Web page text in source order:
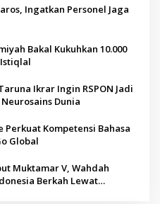
Ingatkan Personel Jaga
Bakal Kukuhkan 10.000
Ikrar Ingin RSPON Jadi
Dunia
Perkuat Kompetensi Bahasa
Global
Muktamar V, Wahdah
Berkah Lewat